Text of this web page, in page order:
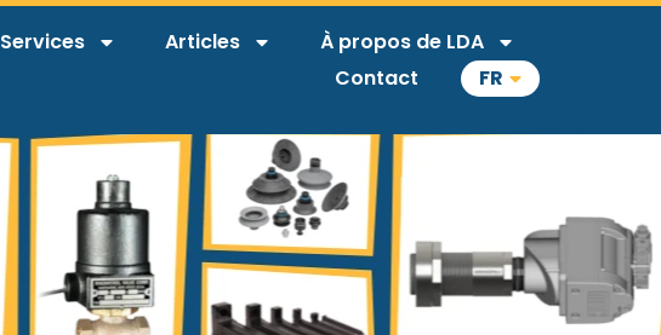
Services Articles
À propos de LDA
Contact
FR